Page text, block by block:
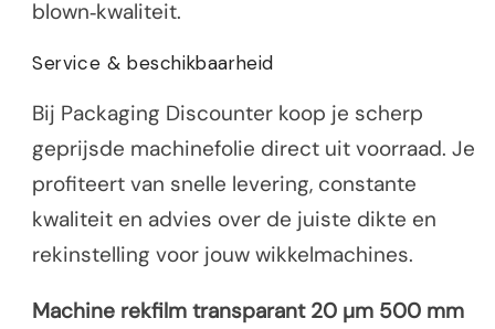
blown‑kwaliteit.
Service & beschikbaarheid
Bij Packaging Discounter koop je scherp
geprijsde machinefolie direct uit voorraad. Je
profiteert van snelle levering, constante
kwaliteit en advies over de juiste dikte en
rekinstelling voor jouw wikkelmachines.
Machine rekfilm transparant 20 µm 500 mm